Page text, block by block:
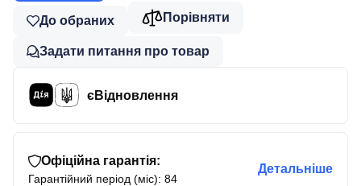
До обраних Порівняти
Задати питання про товар
єВідновлення
Офіційна гарантія:
Гарантійний період (міс): 84
Детальніше